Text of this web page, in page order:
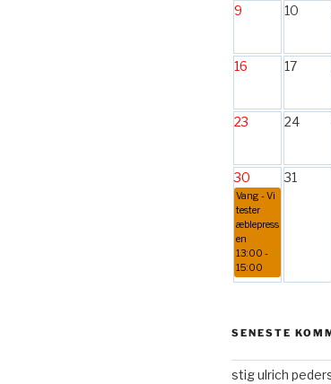
9 10
16 17
23 24
30
Vang - Vi
tester
æblepress
en
13:00 -
15:00
31
SENESTE
stig ulrich